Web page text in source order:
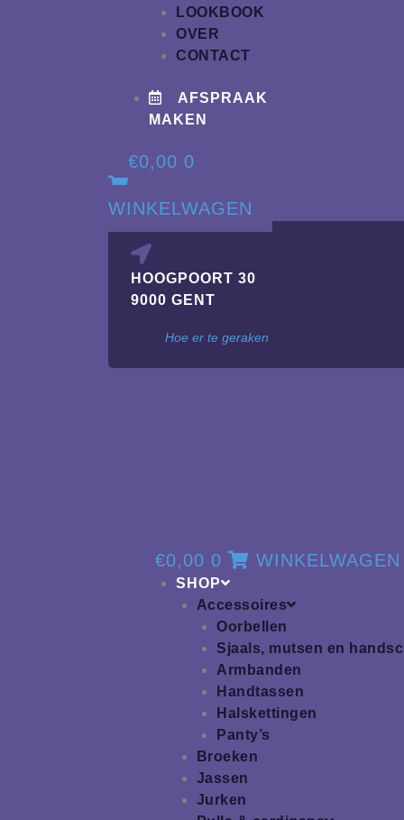
LOOKBOOK
OVER
CONTACT
AFSPRAAK
MAKEN
€0,00 0
WINKELWAGEN
HOOGPOORT 30
9000 GENT
Hoe er te geraken
€0,00 0 WINKELWAGEN
SHOP
Accessoires
Oorbellen
Sjaals, mutsen en
Armbanden
Handtassen
Halskettingen
Panty’s
Broeken
Jassen
Jurken